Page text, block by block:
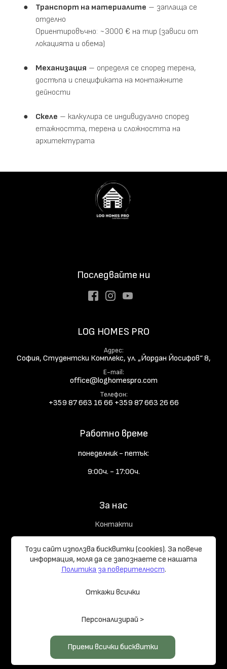
Транспорт на материалите – заплаща се
отделно
Ориентировъчно: ~3000 € на тир (зависи от
локацията и обема)
Механизация – определя се според терена,
достъпа и спецификата на монтажните
дейности
Скеле – калкулира се индивидуално според
етажността, терена и сложността на
архитектурата
За нас
Контакти
Често задавани въпроси
Технологии
Начръчник на купувача
Реализирани проекти
Работно време
понеделник - петък:
9:00ч. - 17:00ч.
LOG HOMES PRO
Адрес
София, Студентски Комплекс, ул. „Йордан Йосифов“ 8,
E-mail
office@loghomespro.com
Телефон
+359 87 663 16 66 +359 87 663 26 66
Последвайте ни
FacebookInstagram
Този сайт използва бисквитки (cookies). За повече
информация, моля да се запознаете се нашaтa
Политика за поверителност.
Откажи всички
Персонализирай >
Приеми всички бисквитки